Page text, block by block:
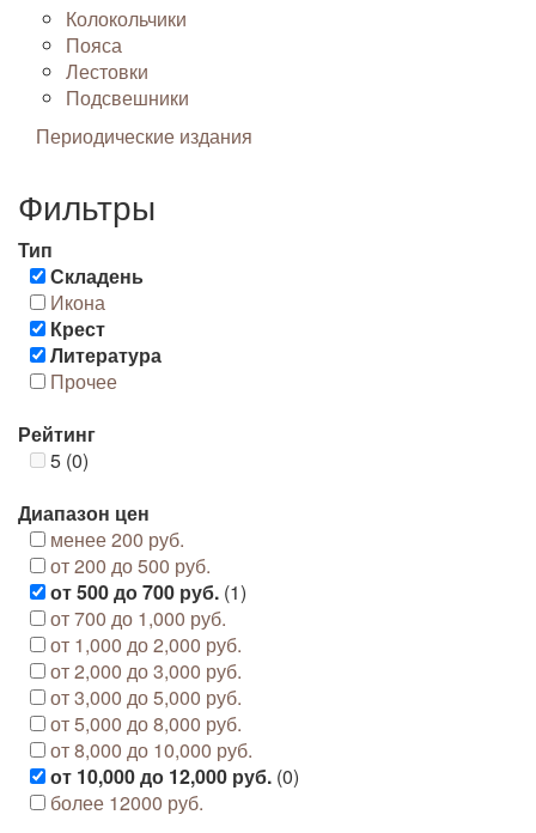
Колокольчики
Пояса
Лестовки
Подсвешники
Периодические издания
Фильтры
Тип
Складень
Икона
Крест
Литература
Прочее
Рейтинг
5 (0)
Диапазон цен
менее 200 руб.
от 200 до 500 руб.
от 500 до 700 руб. (1)
от 700 до 1,000 руб.
от 1,000 до 2,000 руб.
от 2,000 до 3,000 руб.
от 3,000 до 5,000 руб.
от 5,000 до 8,000 руб.
от 8,000 до 10,000 руб.
от 10,000 до 12,000 руб. (0)
более 12000 руб.